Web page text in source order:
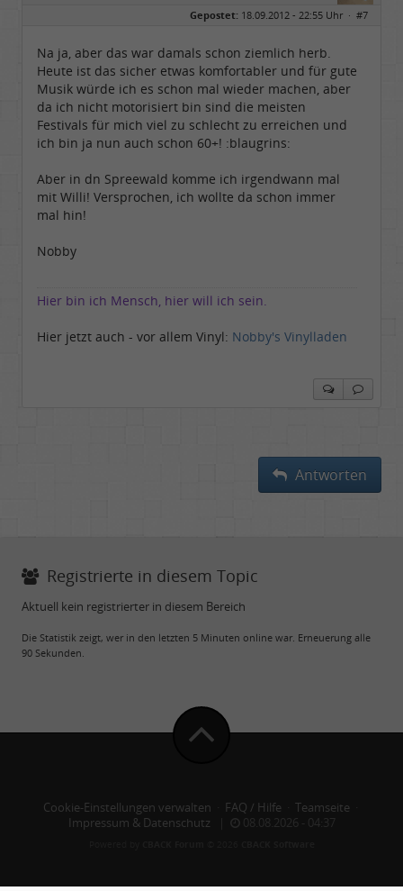
Schleswig-Holstein
Beiträge:
4529
Dabei seit:
10 / 2007
Gepostet: 18.09.2012 - 22:55 Uhr · #7
Na ja, aber das war damals schon ziemlich herb.
Heute ist das sicher etwas komfortabler und für gute
Musik würde ich es schon mal wieder machen, aber
da ich nicht motorisiert bin sind die meisten
Festivals für mich viel zu schlecht zu erreichen und
ich bin ja nun auch schon 60+! :blaugrins:
Aber in dn Spreewald komme ich irgendwann mal
mit Willi! Versprochen, ich wollte da schon immer
mal hin!
Nobby
Hier bin ich Mensch, hier will ich sein.
Hier jetzt auch - vor allem Vinyl: Nobby's Vinylladen
Antworten
Registrierte in diesem Topic
Aktuell kein registrierter in diesem Bereich
Die Statistik zeigt, wer in den letzten 5 Minuten online war. Erneuerung alle
90 Sekunden.
Cookie-Einstellungen verwalten FAQ / Hilfe Teamseite
Impressum & Datenschutz
08.08.2026 - 04:37